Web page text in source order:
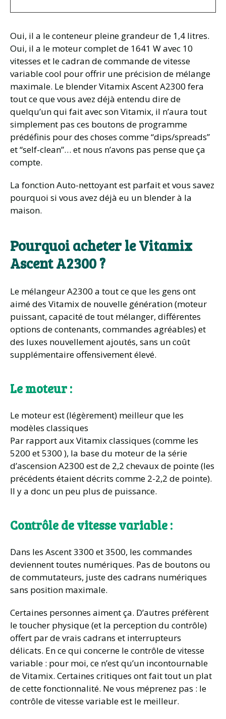
Oui, il a le conteneur pleine grandeur de 1,4 litres.
Oui, il a le moteur complet de 1641 W avec 10
vitesses et le cadran de commande de vitesse
variable cool pour offrir une précision de mélange
maximale. Le blender Vitamix Ascent A2300 fera
tout ce que vous avez déjà entendu dire de
quelqu’un qui fait avec son Vitamix, il n’aura tout
simplement pas ces boutons de programme
prédéfinis pour des choses comme “dips/spreads”
et “self-clean”… et nous n’avons pas pense que ça
compte.
La fonction Auto-nettoyant est parfait et vous savez
pourquoi si vous avez déjà eu un blender à la
maison.
Pourquoi acheter le Vitamix
Ascent A2300 ?
Le mélangeur A2300 a tout ce que les gens ont
aimé des Vitamix de nouvelle génération (moteur
puissant, capacité de tout mélanger, différentes
options de contenants, commandes agréables) et
des luxes nouvellement ajoutés, sans un coût
supplémentaire offensivement élevé.
Le moteur :
Le moteur est (légèrement) meilleur que les
modèles classiques
Par rapport aux Vitamix classiques (comme les
5200 et 5300 ), la base du moteur de la série
d’ascension A2300 est de 2,2 chevaux de pointe (les
précédents étaient décrits comme 2-2,2 de pointe).
Il y a donc un peu plus de puissance.
Contrôle de vitesse variable :
Dans les Ascent 3300 et 3500, les commandes
deviennent toutes numériques. Pas de boutons ou
de commutateurs, juste des cadrans numériques
sans position maximale.
Certaines personnes aiment ça. D’autres préfèrent
le toucher physique (et la perception du contrôle)
offert par de vrais cadrans et interrupteurs
délicats. En ce qui concerne le contrôle de vitesse
variable : pour moi, ce n’est qu’un incontournable
de Vitamix. Certaines critiques ont fait tout un plat
de cette fonctionnalité. Ne vous méprenez pas : le
contrôle de vitesse variable est le meilleur.